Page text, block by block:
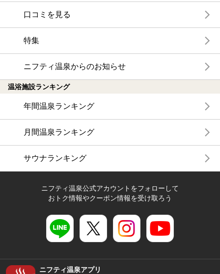
口コミを見る
特集
ニフティ温泉からのお知らせ
温浴施設ランキング
年間温泉ランキング
月間温泉ランキング
サウナランキング
ニフティ温泉公式アカウントをフォローして
おトク情報やクーポン情報を受け取ろう
ニフティ温泉アプリ